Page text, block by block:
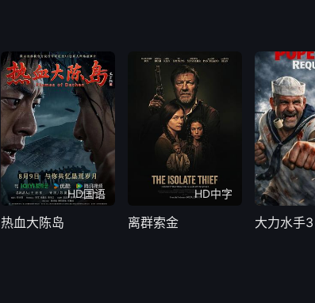
HD国语
热血大陈岛
HD中字
离群索金 大力水手